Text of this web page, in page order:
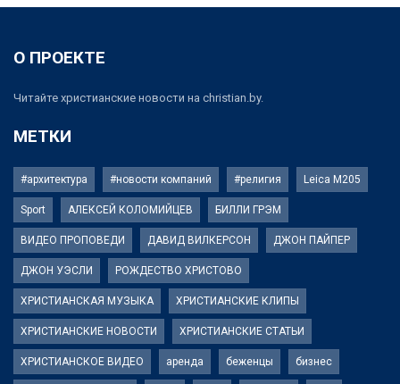
О ПРОЕКТЕ
Читайте христианские новости на christian.by.
МЕТКИ
#архитектура #новости компаний #религия Leica M205
Sport АЛЕКСЕЙ КОЛОМИЙЦЕВ БИЛЛИ ГРЭМ
ВИДЕО ПРОПОВЕДИ ДАВИД ВИЛКЕРСОН ДЖОН ПАЙПЕР
ДЖОН УЭСЛИ РОЖДЕСТВО ХРИСТОВО
ХРИСТИАНСКАЯ МУЗЫКА ХРИСТИАНСКИЕ КЛИПЫ
ХРИСТИАНСКИЕ НОВОСТИ ХРИСТИАНСКИЕ СТАТЬИ
ХРИСТИАНСКОЕ ВИДЕО аренда беженцы бизнес